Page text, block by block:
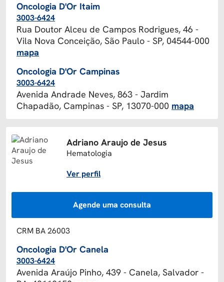
Oncologia D'Or Itaim
3003-6424
Rua Doutor Alceu de Campos Rodrigues, 46 -
Vila Nova Conceição, São Paulo - SP, 04544-000
mapa
Oncologia D'Or Campinas
3003-6424
Avenida Andrade Neves, 863 - Jardim
Chapadão, Campinas - SP, 13070-000 mapa
Adriano Araujo de Jesus
Hematologia
Ver perfil
Agende uma consulta
CRM BA 26003
Oncologia D'Or Canela
3003-6424
Avenida Araújo Pinho, 439 - Canela, Salvador -